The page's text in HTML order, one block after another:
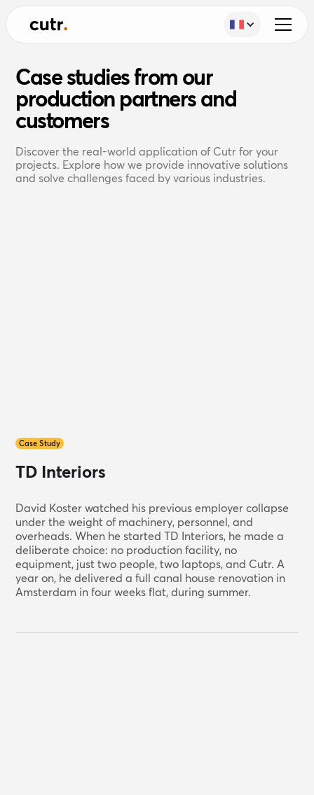
Case studies from our
production partners and
customers
Discover the real-world application of Cutr for your
projects. Explore how we provide innovative solutions
and solve challenges faced by various industries.
Case Study
TD Interiors
David Koster watched his previous employer collapse
under the weight of machinery, personnel, and
overheads. When he started TD Interiors, he made a
deliberate choice: no production facility, no
equipment, just two people, two laptops, and Cutr. A
year on, he delivered a full canal house renovation in
Amsterdam in four weeks flat, during summer.